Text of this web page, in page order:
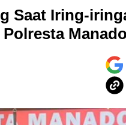
Saat Iring-
Manado